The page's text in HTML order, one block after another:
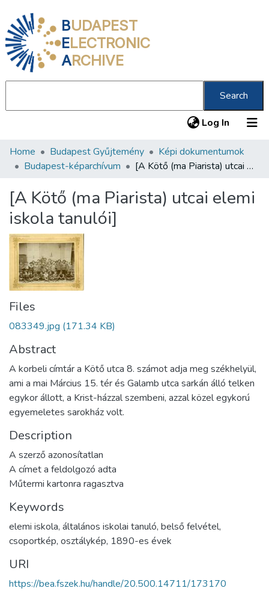
BUDAPEST
ELECTRONIC
ARCHIVE
Search
Log In (current)
Communities & Collections
Statistics
About us
Home Budapest Gyűjtemény
Képi dokumentumok
Budapest-képarchívum
[A Kötő (ma Piarista) utcai elemi iskola tanulói]
[A Kötő (ma Piarista) utcai elemi
iskola tanulói]
Files
083349.jpg (171.34 KB)
Abstract
A korbeli címtár a Kötő utca 8. számot adja meg székhelyül,
ami a mai Március 15. tér és Galamb utca sarkán álló telken
egykor állott, a Krist-házzal szembeni, azzal közel egykorú
egyemeletes sarokház volt.
Description
A szerző azonosítatlan
A címet a feldolgozó adta
Műtermi kartonra ragasztva
Keywords
elemi iskola, általános iskolai tanuló, belső felvétel,
csoportkép, osztálykép, 1890-es évek
URI
https://bea.fszek.hu/handle/20.500.14711/173170